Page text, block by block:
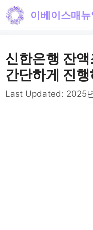
컨
로
건
너
이베이스매뉴
신한은행 잔
간단하게 진행
Last Updated: 2025